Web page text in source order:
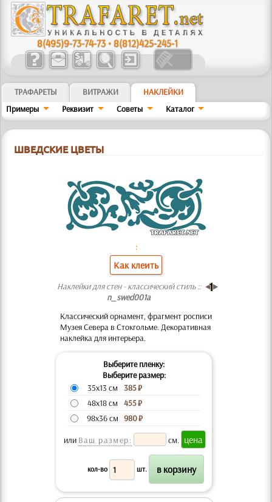
8(495)9-73-74-73 •8(812)425-245-1
ТРАФАРЕТЫ ВИТРАЖИ
НАКЛЕЙКИ
Примеры
Реквизит Советы Kaтaлoг
ШВЕДСКИЕ ЦВЕТЫ
:
Как клеить
Наклейки для стен - классический стиль ::
n_swed001a
Классический орнамент, фрагмент росписи
Музея Севера в Стокгольме. Декоративная
наклейка для интерьера.
Выберите пленку:
Выберите размер:
35x13 см
385₽
48x18 см
455₽
98x36 см 980₽
или Ваш размер: см.
кол-во шт.